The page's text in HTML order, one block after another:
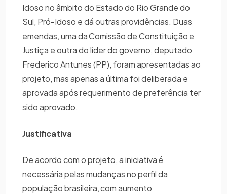
Idoso no âmbito do Estado do Rio Grande do
Sul, Pró-Idoso e dá outras providências. Duas
emendas, uma da Comissão de Constituição e
Justiça e outra do líder do governo, deputado
Frederico Antunes (PP), foram apresentadas ao
projeto, mas apenas a última foi deliberada e
aprovada após requerimento de preferência ter
sido aprovado.
Justificativa
De acordo com o projeto, a iniciativa é
necessária pelas mudanças no perfil da
população brasileira, com aumento